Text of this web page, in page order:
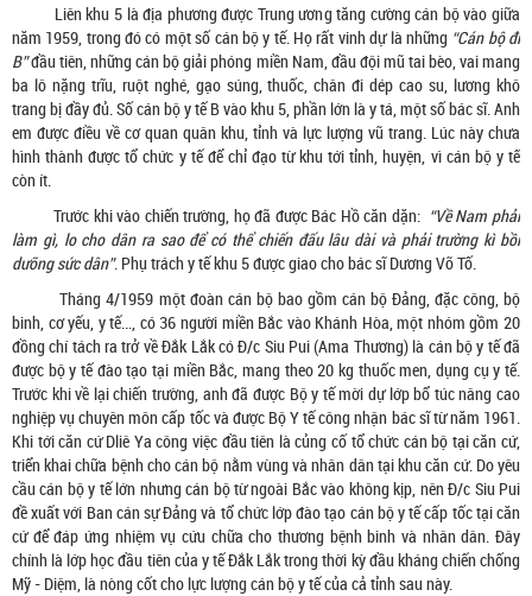
Liên khu 5 là địa phương được Trung ương tăng cường cán bộ vào giữa
năm 1959, trong đó có một số cán bộ y tế. Họ rất vinh dự là những “Cán bộ đi
B”đầu tiên, những cán bộ giải phóng miền Nam, đầu đội mũ tai bèo, vai mang
ba lô nặng trĩu, ruột nghé, gạo súng, thuốc, chân đi dép cao su, lương khô
trang bị đầy đủ. Số cán bộ y tế B vào khu 5, phần lớn là y tá, một số bác sĩ. Anh
em được điều về cơ quan quân khu, tỉnh và lực lượng vũ trang. Lúc này chưa
hình thành được tổ chức y tế để chỉ đạo từ khu tới tỉnh, huyện, vì cán bộ y tế
còn ít.
Trước khi vào chiến trường, họ đã được Bác Hồ căn dặn: “Về Nam phải
làm gì, lo cho dân ra sao để có thể chiến đấu lâu dài và phải trường kì bồi
dưỡng sức dân”. Phụ trách y tế khu 5 được giao cho bác sĩ Dương Võ Tố.
Tháng 4/1959 một đoàn cán bộ bao gồm cán bộ Đảng, đặc công, bộ
binh, cơ yếu, y tế…, có 36 người miền Bắc vào Khánh Hòa, một nhóm gồm 20
đồng chí tách ra trở về Đắk Lắk có Đ/c Siu Pui (Ama Thương) là cán bộ y tế đã
được bộ y tế đào tạo tại miền Bắc, mang theo 20 kg thuốc men, dụng cụ y tế.
Trước khi về lại chiến trường, anh đã được Bộ y tế mời dự lớp bổ túc nâng cao
nghiệp vụ chuyên môn cấp tốc và được Bộ Y tế công nhận bác sĩ từ năm 1961.
Khi tới căn cứ Dliê Ya công việc đầu tiên là củng cố tổ chức cán bộ tại căn cứ,
triển khai chữa bệnh cho cán bộ nằm vùng và nhân dân tại khu căn cứ. Do yêu
cầu cán bộ y tế lớn nhưng cán bộ từ ngoài Bắc vào không kịp, nên Đ/c Siu Pui
đề xuất với Ban cán sự Đảng và tổ chức lớp đào tạo cán bộ y tế cấp tốc tại căn
cứ để đáp ứng nhiệm vụ cứu chữa cho thương bệnh binh và nhân dân. Đây
chính là lớp học đầu tiên của y tế Đắk Lắk trong thời kỳ đầu kháng chiến chống
Mỹ - Diệm, là nòng cốt cho lực lượng cán bộ y tế của cả tỉnh sau này.